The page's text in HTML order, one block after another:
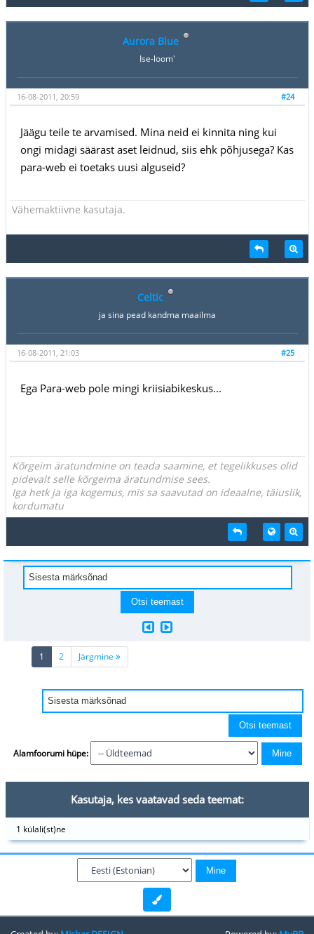
Aurora Blue
Ise-loom'
#24
16-08-2011, 20:59
Jäägu teile te arvamised. Mina neid ei kinnita ning kui
ongi midagi säärast aset leidnud, siis ehk põhjusega? Kas
para-web ei toetaks uusi alguseid?
Vähemaktiivne kasutaja.
Celtic
ja sina pead kandma maailma
#25
16-08-2011, 21:03
Ega Para-web pole mingi kriisiabikeskus...
Kõrgeim äratundmine on teada saamine, et tegelikkuses olid
pidevalt selle kõrgeima äratundmise sees.
Iga hetk ja iga kogemus, mis sa saavutad on ideaalne, täiuslik,
kordumatu
1 (current)
2 Järgmine
Alamfoorumi hüpe:
Kasutaja, kes vaatavad seda teemat:
1 külali(st)ne